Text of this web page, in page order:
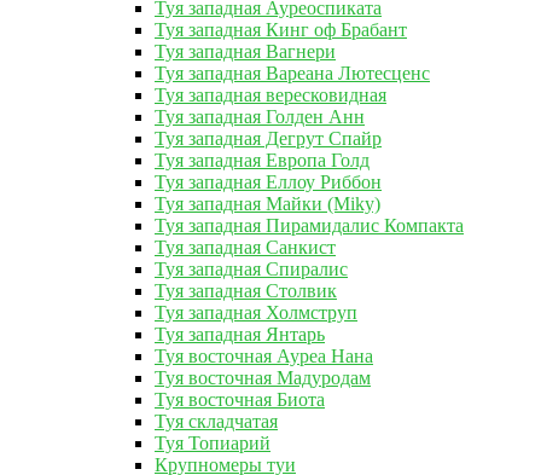
Туя западная Ауреоспиката
Туя западная Кинг оф Брабант
Туя западная Вагнери
Туя западная Вареана Лютесценс
Туя западная вересковидная
Туя западная Голден Анн
Туя западная Дегрут Спайр
Туя западная Европа Голд
Туя западная Еллоу Риббон
Туя западная Майки (Miky)
Туя западная Пирамидалис Компакта
Туя западная Санкист
Туя западная Спиралис
Туя западная Столвик
Туя западная Холмструп
Туя западная Янтарь
Туя восточная Ауреа Нана
Туя восточная Мадуродам
Туя восточная Биота
Туя складчатая
Туя Топиарий
Крупномеры туи